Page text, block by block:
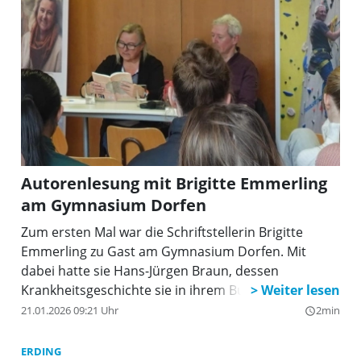
Autorenlesung mit Brigitte Emmerling
am Gymnasium Dorfen
Zum ersten Mal war die Schriftstellerin Brigitte
Emmerling zu Gast am Gymnasium Dorfen. Mit
dabei hatte sie Hans-Jürgen Braun, dessen
Krankheitsgeschichte sie in ihrem Buch beschreibt.
21.01.2026 09:21 Uhr query_builder2min
ERDING